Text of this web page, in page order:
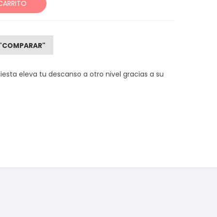
eleva tu descanso a otro nivel gracias a su